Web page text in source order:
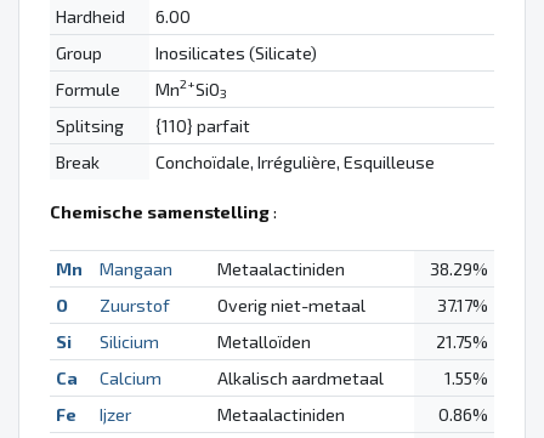
Hardheid
6.00
Group
Inosilicates (Silicate)
Formule
Mn2+SiO3
Splitsing
{110} parfait
Break
Conchoïdale, Irrégulière, Esquilleuse
Chemische samenstelling:
Mn Mangaan Metaalactiniden
38.29%
O
Zuurstof Overig niet-metaal
37.17%
Si
Silicium Metalloïden
21.75%
Ca
Calcium Alkalisch aardmetaal
1.55%
Fe
Ijzer Metaalactiniden
0.86%